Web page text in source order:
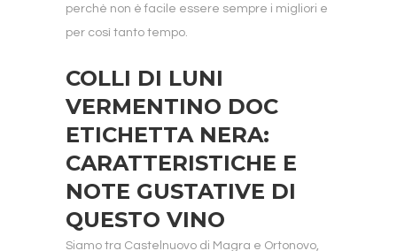
perchè non è facile essere sempre i migliori e
per così tanto tempo.
COLLI DI LUNI
VERMENTINO DOC
ETICHETTA NERA:
CARATTERISTICHE E
NOTE GUSTATIVE DI
QUESTO VINO
Siamo tra Castelnuovo di Magra e Ortonovo,